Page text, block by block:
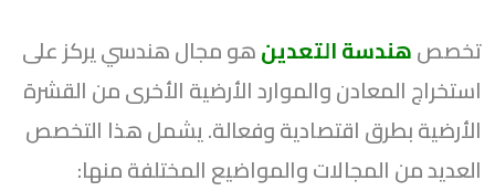
تخصصهندسة التعدينهو مجال هندسي يركز على
استخراج المعادن والموارد الأرضية الأخرى من القشرة
الأرضية بطرق اقتصادية وفعالة. يشمل هذا التخصص
العديد من المجالات والمواضيع المختلفة منها: